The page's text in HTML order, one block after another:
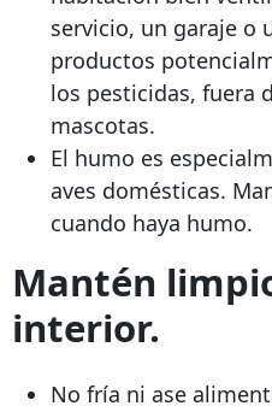
servicio, un garaje o
productos
los pesticidas, fuera
mascotas.
El humo es
aves domésticas.
cuando haya humo.
Mantén
interior.
No fría ni ase